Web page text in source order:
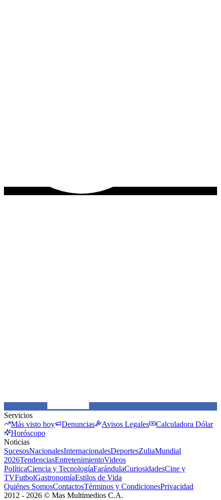
Servicios
Más visto hoy
Denuncias Avisos Legales
Calculadora Dólar
Horóscopo
Noticias
SucesosNacionalesInternacionalesDeportesZuliaMundial
2026TendenciasEntretenimientoVideos
PolíticaCiencia y TecnologíaFarándulaCuriosidadesCine y
TVFutbolGastronomíaEstilos de Vida
Quiénes SomosContactosTérminos y CondicionesPrivacidad
2012 - 2026 © Mas Multimedios C.A.